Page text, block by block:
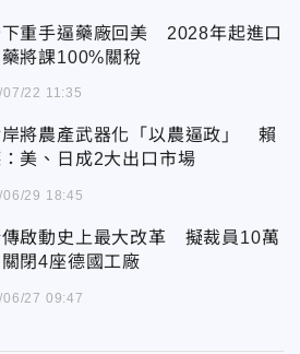
下重手逼藥廠回美 2028年起進口
將課100%關稅
22 11:35
將農產武器化「以農逼政」 賴
美、日成2大出口市場
29 18:45
啟動史上最大改革 擬裁員10萬
關閉4座德國工廠
06/27 09:47